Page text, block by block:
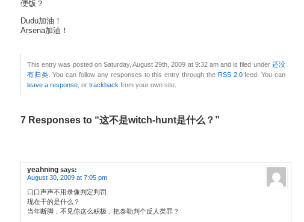
便饭？
Dudu加油！
Arsena加油！
This entry was posted on Saturday, August 29th, 2009 at 9:32 am and is filed under 还没
有归类 . You can follow any responses to this entry through the RSS 2.0feed. You can
leave a response , or trackback from your own site.
7 Responses to “这不是witch-hunt是什么？”
yeahning says:
August 30, 2009 at 7:05 pm
口口声声不用录像判定判罚
现在干的是什么？
当年断脚，不见你这么积极，把泰勒判个反人类罪？